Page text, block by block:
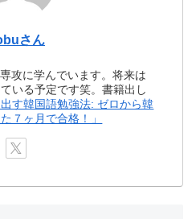
さん
攻に学んでいます。将来は
いる予定です笑。書籍出し
出す韓国語勉強法: ゼロから韓
７ヶ月で合格！」